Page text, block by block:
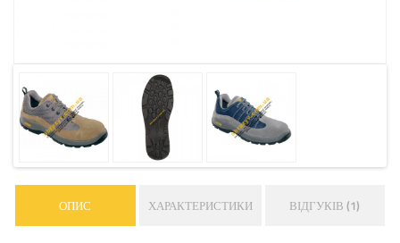
ОПИС ХАРАКТЕРИСТИКИ ВІДГУКІВ (1)